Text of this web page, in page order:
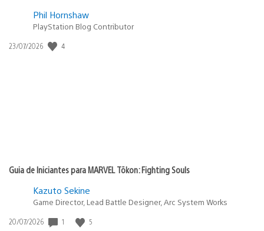
Phil Hornshaw
PlayStation Blog Contributor
Data
23/07/2026 4
Guia de Iniciantes para MARVEL Tōkon: Fighting Souls
Kazuto Sekine
Game Director, Lead Battle Designer, Arc System Works
Data
20/07/2026 1 5